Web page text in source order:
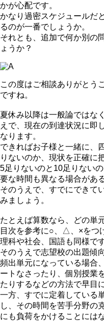
かが心配です。
かなり過密スケジュールだ
るのが一番でしょうか。
それとも、追加で何か別の
ょうか？
この度はご相談ありがとう
ですね。
夏休み以降は一般論ではな
えで、現在の到達状況に即
なります。
できればお子様と一緒に、
りないのか、現状を正確に
5足りないのと10足りない
要な時間も異なる場合があ
そのうえで、すでにできて
みましょう。
たとえば算数なら、どの単
目次を参考に○、△、×をつ
理科や社会、国語も同様です
そのうえで志望校の出題傾
頻出単元になっている場合
ートなさったり、個別授業
たりするなどの方法で早目
一方、すでに定着している
し、その時間を苦手分野の
にも負荷をかけることには